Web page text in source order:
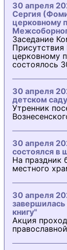
30 апреля
Сергия
церковному
Заседание
церковному
состоялось
30 апреля
детском
Утренник
30 апреля
состоялся в
На праздник
местного
30 апреля
завершилась
книгу"
Акция